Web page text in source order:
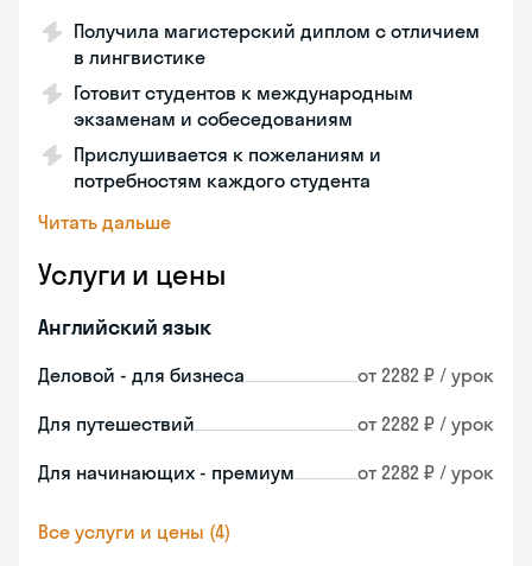
Получила магистерский диплом с отличием
в лингвистике
Готовит студентов к международным
экзаменам и собеседованиям
Прислушивается к пожеланиям и
потребностям каждого студента
Читать дальше
Услуги и цены
Английский язык
Деловой - для бизнеса от 2282 ₽ / урок
Для путешествий от 2282 ₽ / урок
Для начинающих - премиум от 2282 ₽ / урок
Все услуги и цены (4)